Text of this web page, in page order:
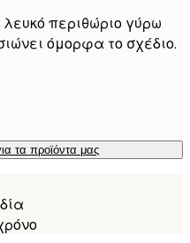
περιθώριο γύρω
όμορφα το σχέδιο.
τα προϊόντα μας